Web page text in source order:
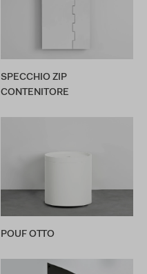
SPECCHIO ZIP
CONTENITORE
POUF OTTO